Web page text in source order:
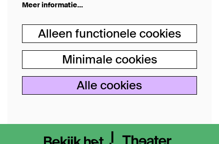
Meer informatie…
Alleen functionele cookies
Minimale cookies
Alle cookies